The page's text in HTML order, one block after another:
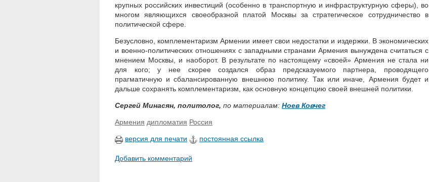
крупных российских инвестиций (особенно в транспортную и инфраструктурную сферы), во
многом являющихся своеобразной платой Москвы за стратегическое сотрудничество в
политической сфере.
Безусловно, комплементаризм Армении имеет свои недостатки и издержки. В экономических
и военно-политических отношениях с западными странами Армения вынуждена считаться с
мнением Москвы, и наоборот. В результате по настоящему «своей» Армения не стала ни
для кого; у нее скорее создался образ предсказуемого партнера, проводящего
прагматичную и сбалансированную внешнюю политику. Так или иначе, Армения будет и
дальше сохранять комплементаризм, как основную концепцию своей внешней политики.
Сергей Минасян, политолог, по материалам: Ноев Ковчег
Армения дипломатия Россия
версия для печати постоянная ссылка
Добавить комментарий